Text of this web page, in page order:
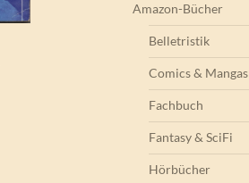
Amazon-Bücher
Belletristik
Comics & Mangas
Fachbuch
Fantasy & SciFi
Hörbücher